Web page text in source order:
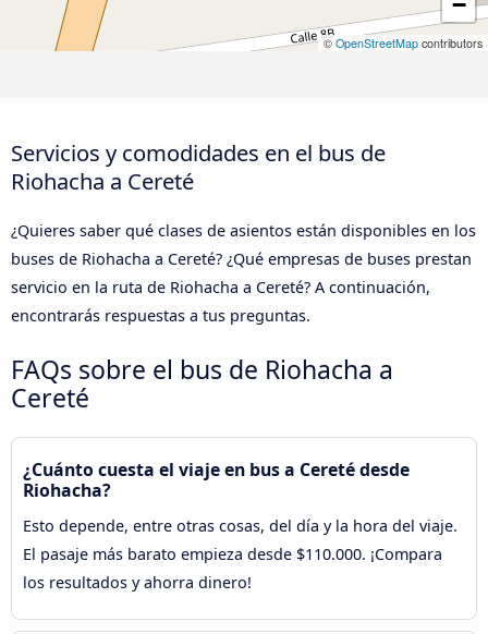
© OpenStreetMap contributors
Servicios y comodidades en el bus de
Riohacha a Cereté
¿Quieres saber qué clases de asientos están disponibles en los
buses de Riohacha a Cereté? ¿Qué empresas de buses prestan
servicio en la ruta de Riohacha a Cereté? A continuación,
encontrarás respuestas a tus preguntas.
FAQs sobre el bus de Riohacha a
Cereté
¿Cuánto cuesta el viaje en bus a Cereté desde
Riohacha?
Esto depende, entre otras cosas, del día y la hora del viaje.
El pasaje más barato empieza desde $110.000. ¡Compara
los resultados y ahorra dinero!